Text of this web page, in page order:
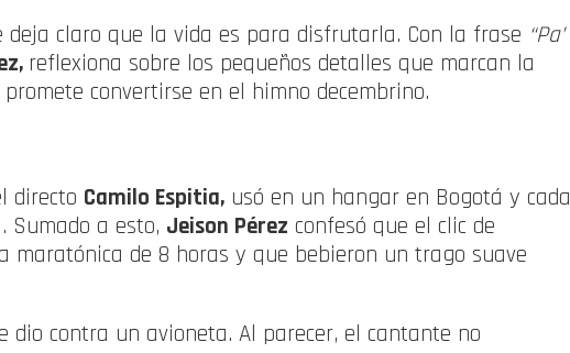
deja claro que la vida es para disfrutarla. Con la frase “Pa’
reflexiona sobre los pequeños detalles que marcan la
convertirse en el himno decembrino.
directo Camilo Espitia, usó en un hangar en Bogotá y cada
a esto, Jeison Pérez confesó que el clic de
maratónica de 8 horas y que bebieron un trago suave
dio contra un avioneta. Al parecer, el cantante no